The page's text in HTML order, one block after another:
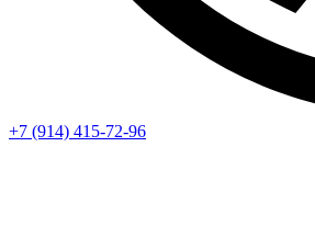
+7 (914) 415-72-96